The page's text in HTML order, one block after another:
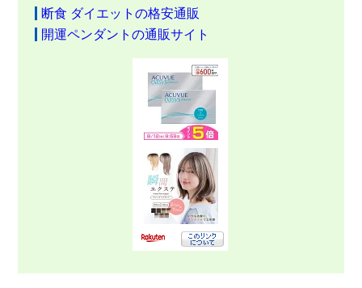
断食 ダイエットの格安通販
開運ペンダントの通販サイト